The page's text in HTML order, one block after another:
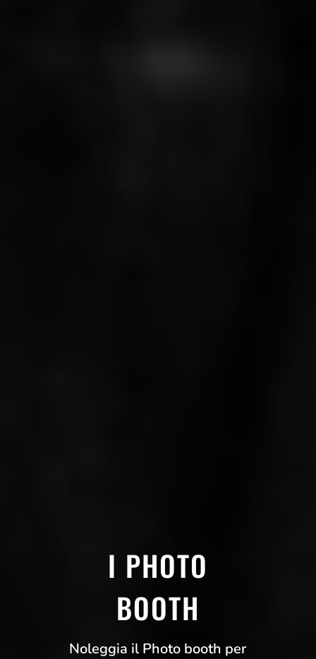
I PHOTO
BOOTH
Noleggia il Photo booth per